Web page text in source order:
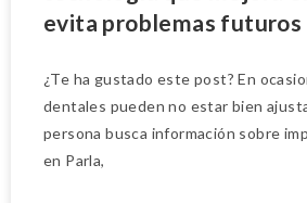
evita problemas futuros
¿Te ha gustado este post? En
dentales pueden no estar bien
persona busca información sobre
en Parla,